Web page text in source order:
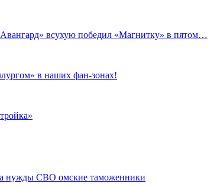
всухую победил «Магнитку» в пятом…
в наших фан-зонах!
нужды СВО омские таможенники